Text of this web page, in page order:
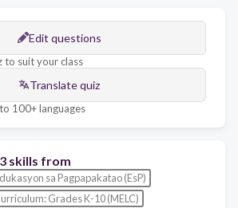
Edit questions
to suit your class
Translate quiz
100+ languages
skills from
sa Pagpapakatao (EsP)
Grades K-10 (MELC)